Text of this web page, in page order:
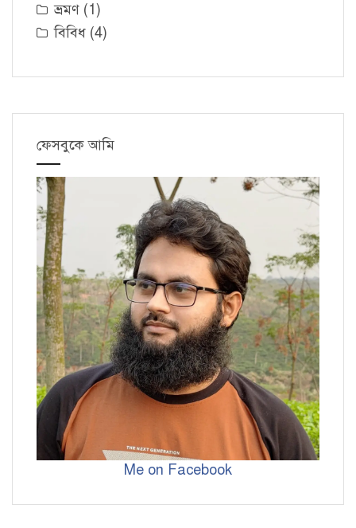
ভ্রমণ (1)
বিবিধ (4)
ফেসবুকে আমি
Me on Facebook